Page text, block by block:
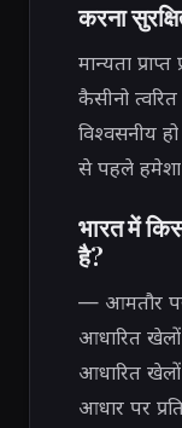
करना
मान्यता
कैसीनो
विश्वसनीय
से पहले
भारत में
है?
— आमतौर
आधारित
आधारित
आधार पर